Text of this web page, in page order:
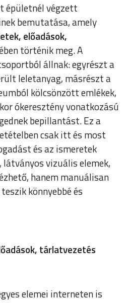
épületnél végzett
bemutatása, amely
előadások,
történik meg. A
állnak: egyrészt a
leletanyag, másrészt a
kölcsönzött emlékek,
ókeresztény vonatkozású
bepillantást. Ez a
csak itt és most
és az ismeretek
vizuális elemek,
hanem manuálisan
könnyebbé és
tárlatvezetés
elemei interneten is